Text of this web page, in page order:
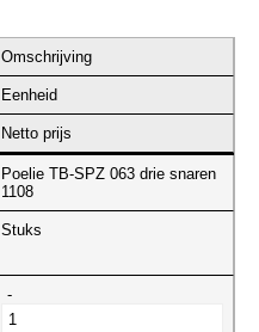
Omschrijving
Eenheid
Netto prijs
Poelie TB-SPZ 063 drie snaren
1108
Stuks
-